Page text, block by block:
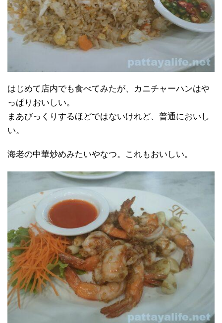
はじめて店内でも食べてみたが、カニチャーハンはや
っぱりおいしい。
まあびっくりするほどではないけれど、普通においし
い。
海老の中華炒めみたいやなつ。これもおいしい。